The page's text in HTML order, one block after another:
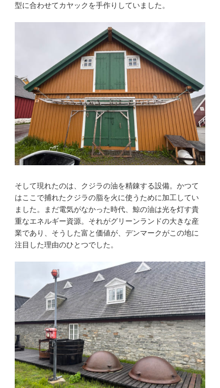
型に合わせてカヤックを手作りしていました。
そして現れたのは、クジラの油を精錬する設備。かつて
はここで捕れたクジラの脂を火に使うために加工してい
ました。まだ電気がなかった時代、鯨の油は光を灯す貴
重なエネルギー資源。それがグリーンランドの大きな産
業であり、そうした富と価値が、デンマークがこの地に
注目した理由のひとつでした。